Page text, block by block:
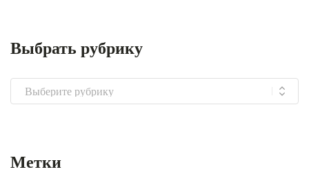
Выбрать рубрику
Выбрать
рубрику
Метки